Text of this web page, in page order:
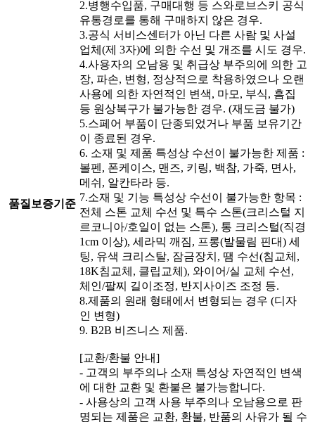
품질보증기준
2.병행수입품, 구매대행 등 스와로브스키 공식
유통경로를 통해 구매하지 않은 경우.
3.공식 서비스센터가 아닌 다른 사람 및 사설
업체(제 3자)에 의한 수선 및 개조를 시도 경우.
4.사용자의 오남용 및 취급상 부주의에 의한 고
장, 파손, 변형, 정상적으로 착용하였으나 오랜
사용에 의한 자연적인 변색, 마모, 부식, 흠집
등 원상복구가 불가능한 경우. (재도금 불가)
5.스페어 부품이 단종되었거나 부품 보유기간
이 종료된 경우.
6. 소재 및 제품 특성상 수선이 불가능한 제품 :
볼펜, 폰케이스, 맨즈, 키링, 백참, 가죽, 면사,
메쉬, 알칸타라 등.
7.소재 및 기능 특성상 수선이 불가능한 항목 :
전체 스톤 교체 수선 및 특수 스톤(크리스털 지
르코니아/호일이 없는 스톤), 통 크리스털(직경
1cm 이상), 세라믹 깨짐, 프롱(발물림 핀대) 세
팅, 유색 크리스탈, 잠금장치, 땜 수선(침교체,
18K침교체, 클립교체), 와이어/실 교체 수선,
체인/팔찌 길이조정, 반지사이즈 조정 등.
8.제품의 원래 형태에서 변형되는 경우 (디자
인 변형)
9. B2B 비즈니스 제품.
[교환/환불 안내]
- 고객의 부주의나 소재 특성상 자연적인 변색
에 대한 교환 및 환불은 불가능합니다.
- 사용상의 고객 사용 부주의나 오남용으로 판
명되는 제품은 교환, 환불, 반품의 사유가 될 수